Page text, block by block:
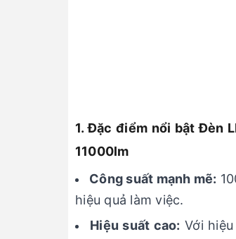
1. Đặc điểm nổi bật Đèn
11000lm
Công suất mạnh mẽ:
hiệu quả làm việc.
Hiệu suất cao: Với